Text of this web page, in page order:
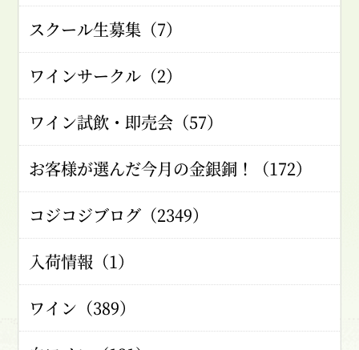
スクール生募集（7）
ワインサークル（2）
ワイン試飲・即売会（57）
お客様が選んだ今月の金銀銅！（172）
コジコジブログ（2349）
入荷情報（1）
ワイン（389）